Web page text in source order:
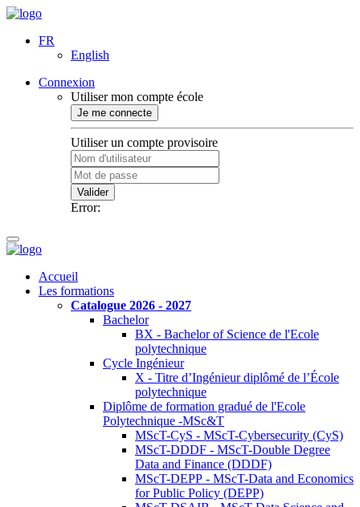
FR
English
Connexion
Utiliser mon compte école
Je me connecte
Utiliser un compte provisoire
Valider
Error:
Accueil
Les formations
Catalogue 2026 - 2027
Bachelor
BX - Bachelor of Science de l'Ecole
polytechnique
Cycle Ingénieur
X - Titre d’Ingénieur diplômé de l’École
polytechnique
Diplôme de formation gradué de l'Ecole
Polytechnique -MSc&T
MScT-CyS - MScT-Cybersecurity (CyS)
MScT-DDDF - MScT-Double Degree
Data and Finance (DDDF)
MScT-DEPP - MScT-Data and Economics
for Public Policy (DEPP)